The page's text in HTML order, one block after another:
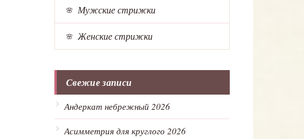
Мужские стрижки
Женские стрижки
Свежие записи
Андеркат небрежный 2026
Асимметрия для круглого 2026